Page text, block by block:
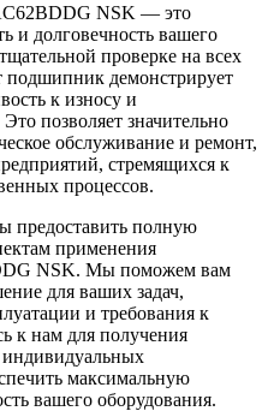
NSK — это
и долговечность вашего
проверке на всех
подшипник демонстрирует
к износу и
позволяет значительно
обслуживание и ремонт,
стремящихся к
процессов.
предоставить полную
применения
NSK. Мы поможем вам
для ваших задач,
и требования к
к нам для получения
максимальную
вашего оборудования.